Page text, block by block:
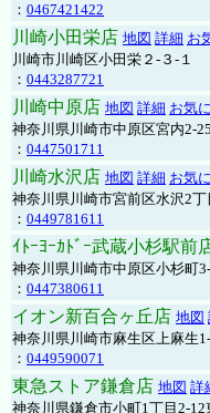
： 0467421422
川崎小田栄店 地図 詳細 お
川崎市川崎区小田栄２‐３‐１
： 0443287721
川崎中原店 地図 詳細 お気
神奈川県川崎市中原区宮内2-
： 0447501711
川崎水沢店 地図 詳細 お気
神奈川県川崎市宮前区水沢2
： 0449781611
ｲﾄｰﾖｰｶﾄﾞｰ武蔵小杉駅前
神奈川県川崎市中原区小杉町
： 0447380611
イオン新百合ヶ丘店 地図
神奈川県川崎市麻生区上麻生
： 0449590071
東急ストア鎌倉店 地図 詳
神奈川県鎌倉市小町1丁目2-